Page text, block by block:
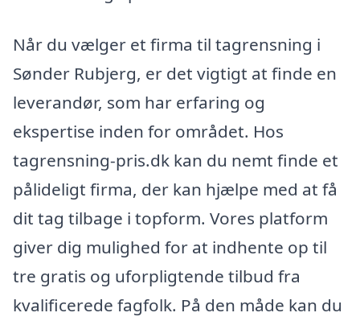
Når du vælger et firma til tagrensning i
Sønder Rubjerg, er det vigtigt at finde en
leverandør, som har erfaring og
ekspertise inden for området. Hos
tagrensning-pris.dk kan du nemt finde et
pålideligt firma, der kan hjælpe med at få
dit tag tilbage i topform. Vores platform
giver dig mulighed for at indhente op til
tre gratis og uforpligtende tilbud fra
kvalificerede fagfolk. På den måde kan du